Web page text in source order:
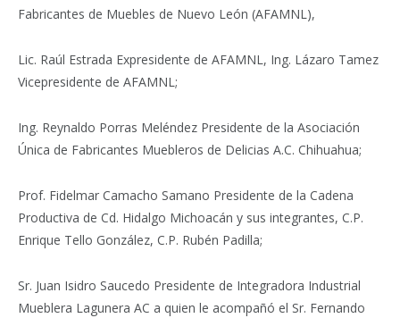
Fabricantes de Muebles de Nuevo León (AFAMNL),
Lic. Raúl Estrada Expresidente de AFAMNL, Ing. Lázaro Tamez
Vicepresidente de AFAMNL;
Ing. Reynaldo Porras Meléndez Presidente de la Asociación
Única de Fabricantes Muebleros de Delicias A.C. Chihuahua;
Prof. Fidelmar Camacho Samano Presidente de la Cadena
Productiva de Cd. Hidalgo Michoacán y sus integrantes, C.P.
Enrique Tello González, C.P. Rubén Padilla;
Sr. Juan Isidro Saucedo Presidente de Integradora Industrial
Mueblera Lagunera AC a quien le acompañó el Sr. Fernando